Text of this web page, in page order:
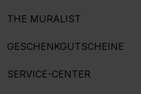
THE MURALIST
GESCHENKGUTSCHEINE
SERVICE-CENTER